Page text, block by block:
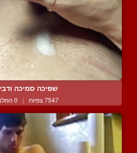
שפיכה סמיכה
7547 צפיות | 0 המלצות